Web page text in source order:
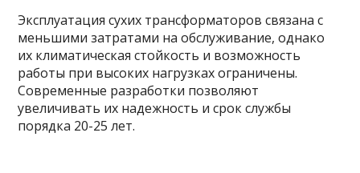
Эксплуатация сухих трансформаторов связана с
меньшими затратами на обслуживание, однако
их климатическая стойкость и возможность
работы при высоких нагрузках ограничены.
Современные разработки позволяют
увеличивать их надежность и срок службы
порядка 20-25 лет.